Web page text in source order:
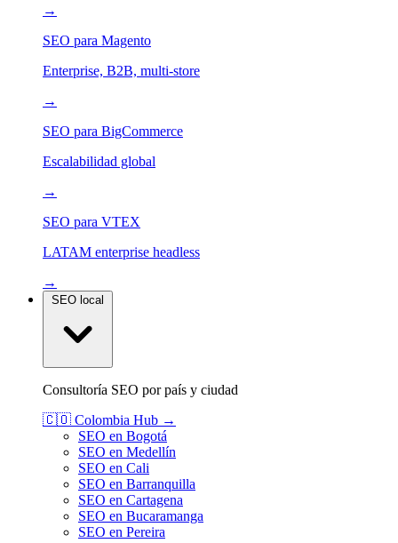
→
SEO para Magento
Enterprise, B2B, multi-store
→
SEO para BigCommerce
Escalabilidad global
→
SEO para VTEX
LATAM enterprise headless
→
Consultoría SEO por país y ciudad
🇨🇴 Colombia Hub →
SEO en Bogotá
SEO en Medellín
SEO en Cali
SEO en Barranquilla
SEO en Cartagena
SEO en Bucaramanga
SEO en Pereira